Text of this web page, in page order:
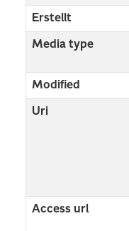
Erstellt
Media type
Modified
Uri
Access url